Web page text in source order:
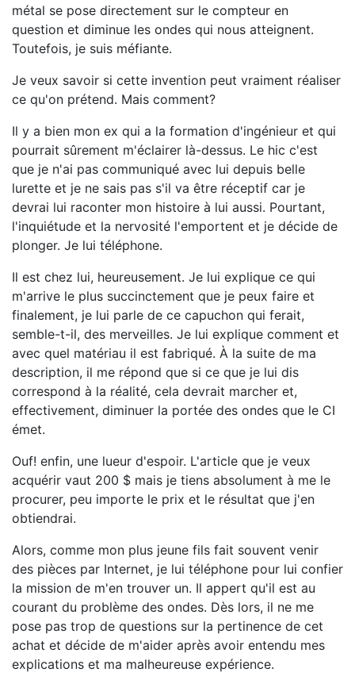
métal se pose directement sur le compteur en
question et diminue les ondes qui nous atteignent.
Toutefois, je suis méfiante.
Je veux savoir si cette invention peut vraiment réaliser
ce qu'on prétend. Mais comment?
Il y a bien mon ex qui a la formation d'ingénieur et qui
pourrait sûrement m'éclairer là-dessus. Le hic c'est
que je n'ai pas communiqué avec lui depuis belle
lurette et je ne sais pas s'il va être réceptif car je
devrai lui raconter mon histoire à lui aussi. Pourtant,
l'inquiétude et la nervosité l'emportent et je décide de
plonger. Je lui téléphone.
Il est chez lui, heureusement. Je lui explique ce qui
m'arrive le plus succinctement que je peux faire et
finalement, je lui parle de ce capuchon qui ferait,
semble-t-il, des merveilles. Je lui explique comment et
avec quel matériau il est fabriqué. À la suite de ma
description, il me répond que si ce que je lui dis
correspond à la réalité, cela devrait marcher et,
effectivement, diminuer la portée des ondes que le CI
émet.
Ouf! enfin, une lueur d'espoir. L'article que je veux
acquérir vaut 200 $ mais je tiens absolument à me le
procurer, peu importe le prix et le résultat que j'en
obtiendrai.
Alors, comme mon plus jeune fils fait souvent venir
des pièces par Internet, je lui téléphone pour lui confier
la mission de m'en trouver un. Il appert qu'il est au
courant du problème des ondes. Dès lors, il ne me
pose pas trop de questions sur la pertinence de cet
achat et décide de m'aider après avoir entendu mes
explications et ma malheureuse expérience.